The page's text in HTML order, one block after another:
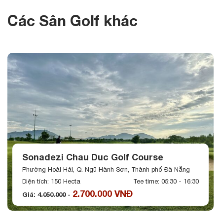
Các Sân Golf khác
Sonadezi Chau Duc Golf Course
Phường Hoài Hải, Q. Ngũ Hành Sơn, Thành phố Đà Nẵng
Diện tích: 150 Hecta
Tee time: 05:30 - 16:30
Giá: 4.050.000- 2.700.000 VNĐ